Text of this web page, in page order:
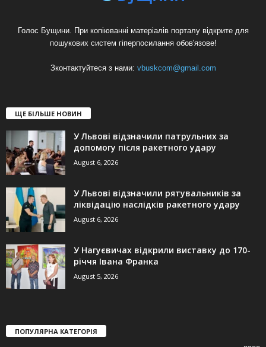
Голос Бущини. При копіюванні матеріалів порталу відкрите для
пошукових систем гіперпосилання обов'язове!
Зконтактуйтеся з нами: vbuskcom@gmail.com
ЩЕ БІЛЬШЕ НОВИН
У Львові відзначили патрульних за
допомогу після ракетного удару
August 6, 2026
У Львові відзначили рятувальників за
ліквідацію наслідків ракетного удару
August 6, 2026
У Нагуєвичах відкрили виставку до 170-
річчя Івана Франка
August 5, 2026
ПОПУЛЯРНА КАТЕГОРІЯ